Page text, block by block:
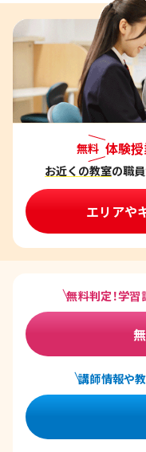
無料 体験
お近くの教室の職
エリアや
無料判定！学習
講師情報や